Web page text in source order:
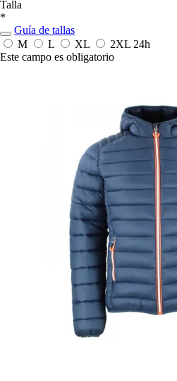
Talla
*
Guía de tallas
M
L XL 2XL 24h
Este campo es obligatorio